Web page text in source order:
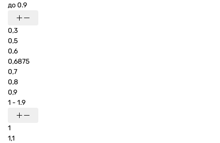
до 0.9
0,3
0,5
0,6
0,6875
0,7
0,8
0,9
1 - 1.9
1
1,1